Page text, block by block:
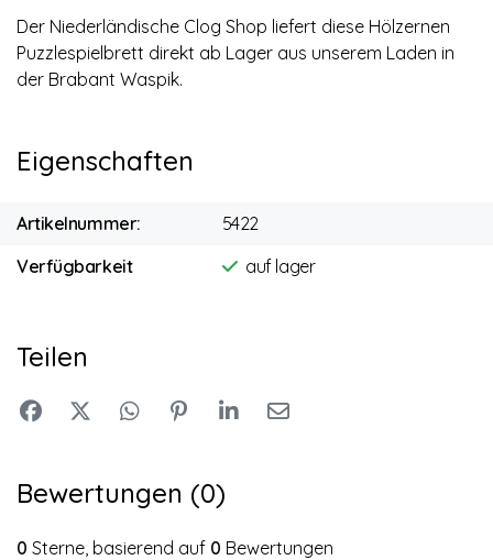
Der Niederländische Clog Shop liefert diese Hölzernen
Puzzlespielbrett direkt ab Lager aus unserem Laden in
der Brabant Waspik.
Eigenschaften
Artikelnummer:
5422
Verfügbarkeit
auf lager
Teilen
Bewertungen (0)
0 Sterne, basierend auf 0 Bewertungen